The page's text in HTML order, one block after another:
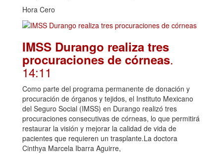
Hora Cero
IMSS Durango realiza tres
procuraciones de córneas.
14:11
Como parte del programa permanente de donación y
procuración de órganos y tejidos, el Instituto Mexicano
del Seguro Social (IMSS) en Durango realizó tres
procuraciones consecutivas de córneas, lo que permitirá
restaurar la visión y mejorar la calidad de vida de
pacientes que requieren un trasplante.La doctora
Cinthya Marcela Ibarra Aguirre,